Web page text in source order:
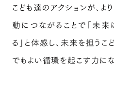
こども達のアクションが、
動につながることで「未
る」と体感し、未来を担う
でもよい循環を起こす力に